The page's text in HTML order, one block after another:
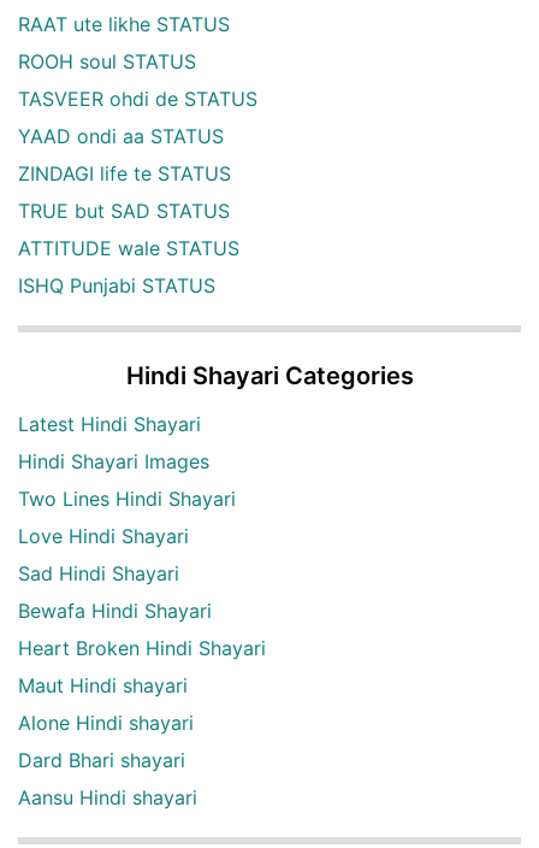
RAAT ute likhe STATUS
ROOH soul STATUS
TASVEER ohdi de STATUS
YAAD ondi aa STATUS
ZINDAGI life te STATUS
TRUE but SAD STATUS
ATTITUDE wale STATUS
ISHQ Punjabi STATUS
Hindi Shayari Categories
Latest Hindi Shayari
Hindi Shayari Images
Two Lines Hindi Shayari
Love Hindi Shayari
Sad Hindi Shayari
Bewafa Hindi Shayari
Heart Broken Hindi Shayari
Maut Hindi shayari
Alone Hindi shayari
Dard Bhari shayari
Aansu Hindi shayari